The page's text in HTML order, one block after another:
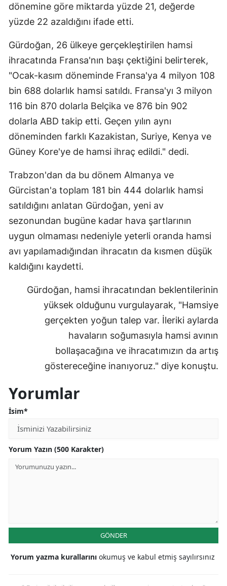
Eskişehir
Giresun
Hakkari
Hatay
Isparta
Mersin
İstanbul
İzmir
Kastamonu
Kayseri
Kocaeli
Konya
Kütahya
Niğde
dönemine göre miktarda yüzde 21, değerde
yüzde 22 azaldığını ifade etti.
Gürdoğan, 26 ülkeye gerçekleştirilen hamsi
ihracatında Fransa'nın başı çektiğini belirterek,
"Ocak-kasım döneminde Fransa'ya 4 milyon 108
bin 688 dolarlık hamsi satıldı. Fransa'yı 3 milyon
116 bin 870 dolarla Belçika ve 876 bin 902
dolarla ABD takip etti. Geçen yılın aynı
döneminden farklı Kazakistan, Suriye, Kenya ve
Güney Kore'ye de hamsi ihraç edildi." dedi.
Trabzon'dan da bu dönem Almanya ve
Gürcistan'a toplam 181 bin 444 dolarlık hamsi
satıldığını anlatan Gürdoğan, yeni av
sezonundan bugüne kadar hava şartlarının
uygun olmaması nedeniyle yeterli oranda hamsi
avı yapılamadığından ihracatın da kısmen düşük
kaldığını kaydetti.
Gürdoğan, hamsi ihracatından beklentilerinin
yüksek olduğunu vurgulayarak, "Hamsiye
gerçekten yoğun talep var. İleriki aylarda
havaların soğumasıyla hamsi avının
bollaşacağına ve ihracatımızın da artış
göstereceğine inanıyoruz." diye konuştu.
Yorumlar
İsim*
Yorum Yazın (500 Karakter)
GÖNDER
Yorum yazma kurallarını okumuş ve kabul etmiş sayılırsınız